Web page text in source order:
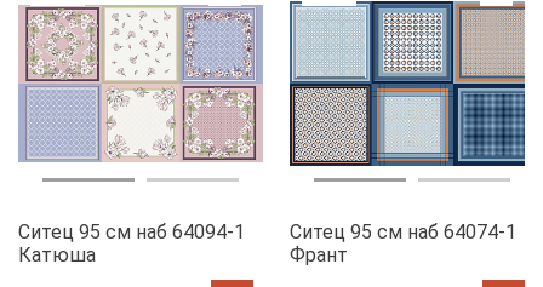
Ситец 95 см наб 64094-1
Катюша
Ситец 95 см наб 64074-1
Франт